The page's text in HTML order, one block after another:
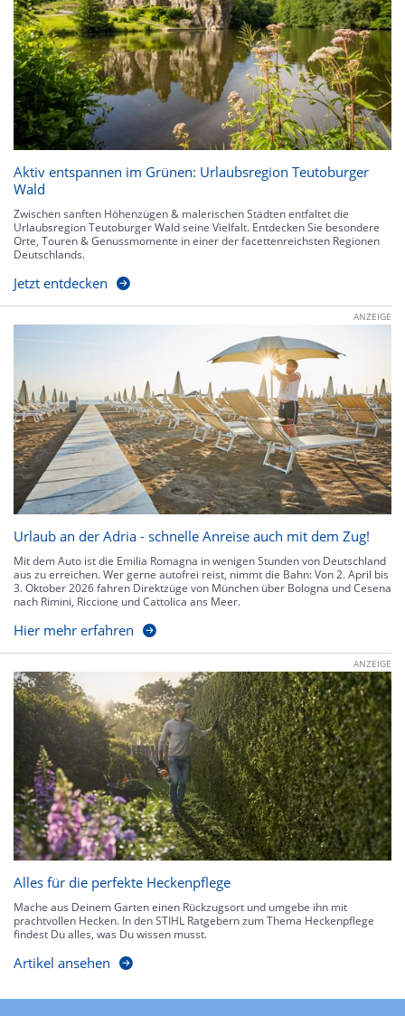
Aktiv entspannen im Grünen: Urlaubsregion Teutoburger
Wald
Zwischen sanften Höhenzügen & malerischen Städten entfaltet die
Urlaubsregion Teutoburger Wald seine Vielfalt. Entdecken Sie besondere
Orte, Touren & Genussmomente in einer der facettenreichsten Regionen
Deutschlands.
Jetzt entdecken
ANZEIGE
Urlaub an der Adria - schnelle Anreise auch mit dem Zug!
Mit dem Auto ist die Emilia Romagna in wenigen Stunden von Deutschland
aus zu erreichen. Wer gerne autofrei reist, nimmt die Bahn: Von 2. April bis
3. Oktober 2026 fahren Direktzüge von München über Bologna und Cesena
nach Rimini, Riccione und Cattolica ans Meer.
Hier mehr erfahren
ANZEIGE
Alles für die perfekte Heckenpflege
Mache aus Deinem Garten einen Rückzugsort und umgebe ihn mit
prachtvollen Hecken. In den STIHL Ratgebern zum Thema Heckenpflege
findest Du alles, was Du wissen musst.
Artikel ansehen